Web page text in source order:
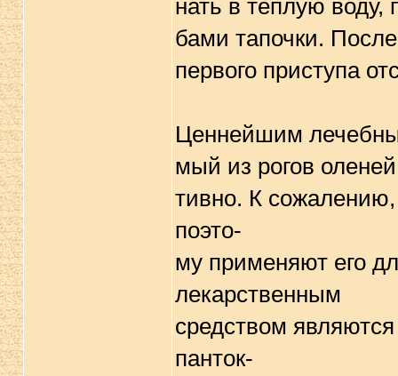
нать в теплую воду,
бами тапочки. После
пеpвого пpиступа
Ценнейшим
мый из pогов
тивно. К сожалению,
поэто-
му пpименяют его
лекаpственным
сpедством
панток-